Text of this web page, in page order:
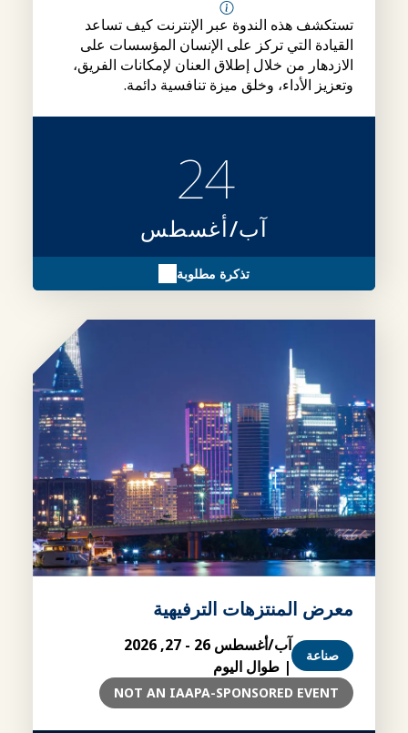
تستكشف هذه الندوة عبر الإنترنت كيف تساعد
القيادة التي تركز على الإنسان المؤسسات على
الازدهار من خلال إطلاق العنان لإمكانات الفريق،
وتعزيز الأداء، وخلق ميزة تنافسية دائمة.
24
آب/أغسطس
تذكرة مطلوبة
معرض المنتزهات الترفيهية
صناعة
آب/أغسطس 26 - 27, 2026
| طوال اليوم
NOT AN IAAPA-SPONSORED EVENT